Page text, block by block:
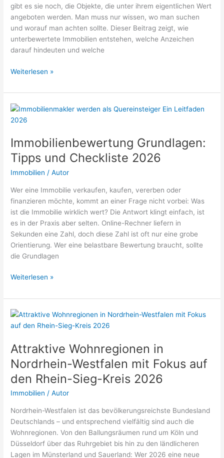
gibt es sie noch, die Objekte, die unter ihrem eigentlichen Wert
angeboten werden. Man muss nur wissen, wo man suchen
und worauf man achten sollte. Dieser Beitrag zeigt, wie
unterbewertete Immobilien entstehen, welche Anzeichen
darauf hindeuten und welche
Unterbewertete
finden:
Unsere
Weiterlesen »
Immobilienbewertung Grundlagen:
Tipps und Checkliste 2026
Immobilien /Autor
Wer eine Immobilie verkaufen, kaufen, vererben oder
finanzieren möchte, kommt an einer Frage nicht vorbei: Was
ist die Immobilie wirklich wert? Die Antwort klingt einfach, ist
es in der Praxis aber selten. Online-Rechner liefern in
Sekunden eine Zahl, doch diese Zahl ist oft nur eine grobe
Orientierung. Wer eine belastbare Bewertung braucht, sollte
die Grundlagen
Immobilienbewertung
Tipps
und
Checkliste
Weiterlesen »
Attraktive Wohnregionen in
Nordrhein-Westfalen mit Fokus auf
den Rhein-Sieg-Kreis 2026
Immobilien /Autor
Nordrhein-Westfalen ist das bevölkerungsreichste Bundesland
Deutschlands – und entsprechend vielfältig sind auch die
Wohnregionen. Von den Ballungsräumen rund um Köln und
Düsseldorf über das Ruhrgebiet bis hin zu den ländlicheren
Lagen im Münsterland und Sauerland: Wer 2026 eine neue